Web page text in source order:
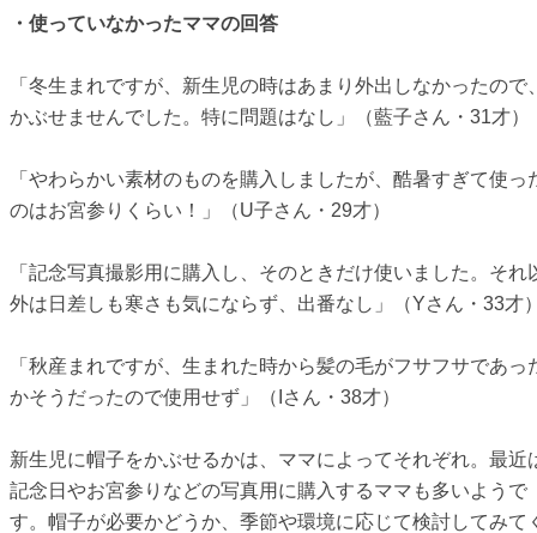
・使っていなかったママの回答
「冬生まれですが、新生児の時はあまり外出しなかったので
かぶせませんでした。特に問題はなし」（藍子さん・31才）
「やわらかい素材のものを購入しましたが、酷暑すぎて使っ
のはお宮参りくらい！」（U子さん・29才）
「記念写真撮影用に購入し、そのときだけ使いました。それ
外は日差しも寒さも気にならず、出番なし」（Yさん・33才
「秋産まれですが、生まれた時から髪の毛がフサフサであっ
かそうだったので使用せず」（Iさん・38才）
新生児に帽子をかぶせるかは、ママによってそれぞれ。最近
記念日やお宮参りなどの写真用に購入するママも多いようで
す。帽子が必要かどうか、季節や環境に応じて検討してみて